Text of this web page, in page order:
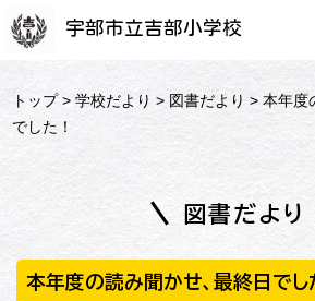
宇部市立吉部小学校
トップ>学校だより > 図書だより > 本年度
でした！
図書だより
本年度の読み聞かせ、最終日でし